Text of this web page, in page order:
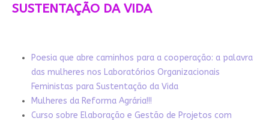
SUSTENTAÇÃO DA VIDA
Poesia que abre caminhos para a cooperação: a palavra
das mulheres nos Laboratórios Organizacionais
Feministas para Sustentação da Vida
Mulheres da Reforma Agrária!!!
Curso sobre Elaboração e Gestão de Projetos com